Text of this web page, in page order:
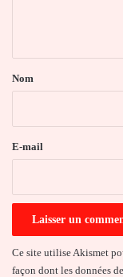
a
e
Nom
E-mail
Ce site utilise Akismet
façon dont les données